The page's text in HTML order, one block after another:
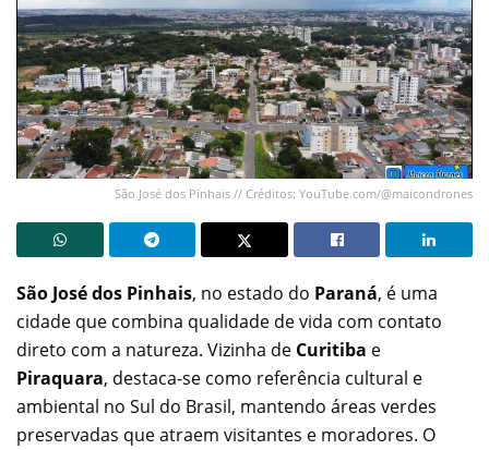
São José dos Pinhais // Créditos: YouTube.com/@maicondrones
São José dos Pinhais, no estado do Paraná, é uma
cidade que combina qualidade de vida com contato
direto com a natureza. Vizinha de Curitiba e
Piraquara, destaca-se como referência cultural e
ambiental no Sul do Brasil, mantendo áreas verdes
preservadas que atraem visitantes e moradores. O